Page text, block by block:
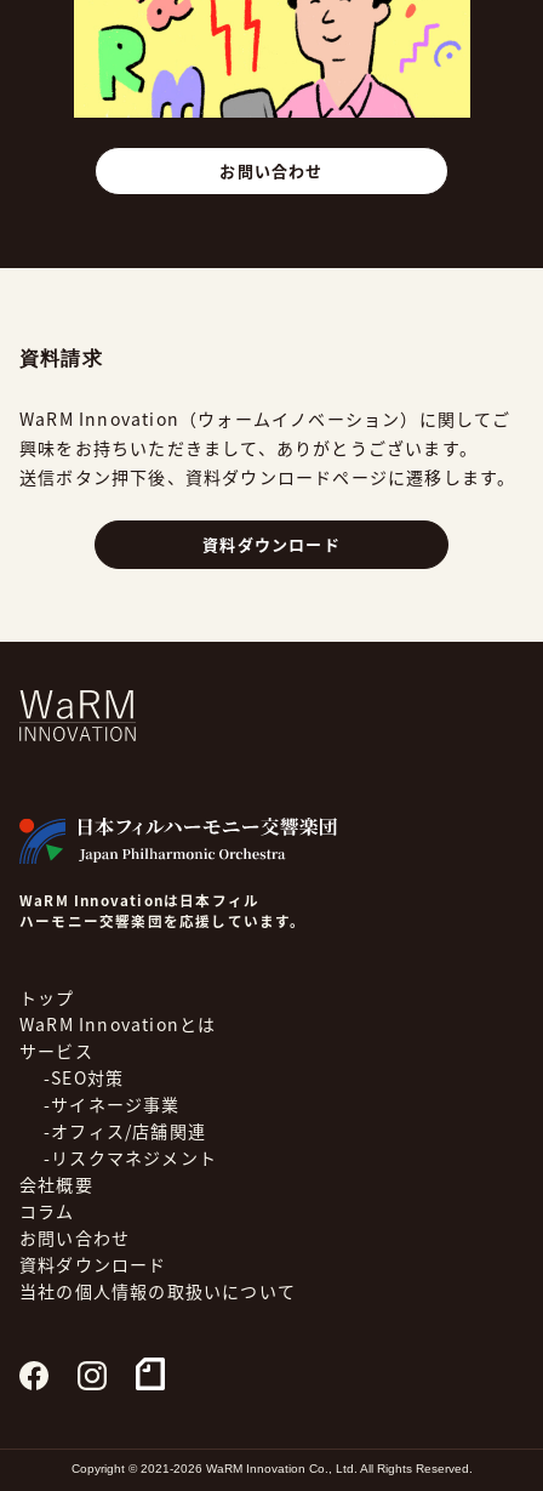
お問い合わせ
資料請求
WaRM Innovation（ウォームイノベーション）に関してご
興味をお持ちいただきまして、 ありがとうございます。
送信ボタン押下後、資料ダウンロードページに遷移します。
資料ダウンロード
WaRM Innovationは日本フィル
ハーモニー交響楽団を応援しています。
トップ
WaRM Innovationとは
サービス
-SEO対策
-サイネージ事業
-オフィス/店舗関連
-リスクマネジメント
会社概要
コラム
お問い合わせ
資料ダウンロード
当社の個人情報の取扱いについて
Copyright © 2021-2026 WaRM Innovation Co., Ltd. All Rights Reserved.